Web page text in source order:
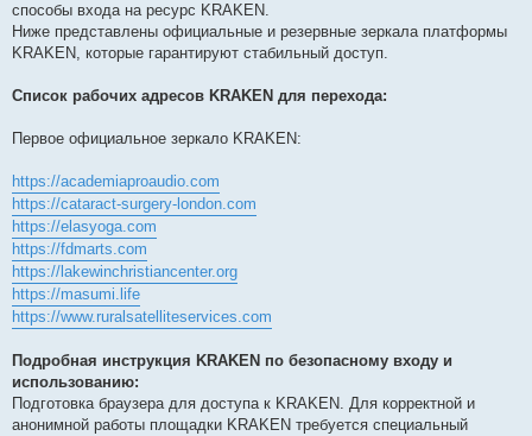
способы входа на ресурс KRAKEN.
Ниже представлены официальные и резервные зеркала платформы
KRAKEN, которые гарантируют стабильный доступ.
Список рабочих адресов KRAKEN для перехода:
Первое официальное зеркало KRAKEN:
https://academiaproaudio.com
https://cataract-surgery-london.com
https://elasyoga.com
https://fdmarts.com
https://lakewinchristiancenter.org
https://masumi.life
https://www.ruralsatelliteservices.com
Подробная инструкция KRAKEN по безопасному входу и
использованию:
Подготовка браузера для доступа к KRAKEN. Для корректной и
анонимной работы площадки KRAKEN требуется специальный